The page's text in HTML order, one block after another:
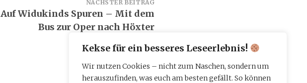
Kekse für ein besseres Leseerlebnis!
Wir nutzen Cookies – nicht zum Naschen, sondern um
herauszufinden, was euch am besten gefällt. So können
NÄCHSTER BEITRAG
Auf Widukinds Spuren – Mit dem
Bus zur Oper nach Höxter